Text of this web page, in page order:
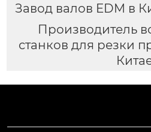
Завод валов EDM в
Производитель
станков для резки